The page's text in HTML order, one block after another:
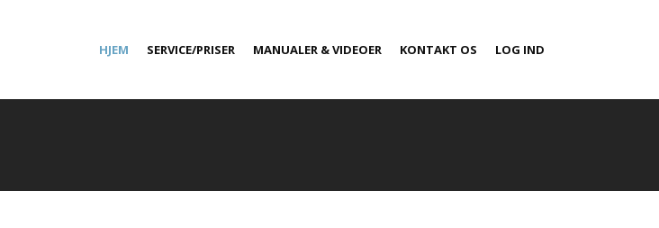
HJEM SERVICE/PRISER MANUALER & VIDEOER KONTAKT OS LOG IND